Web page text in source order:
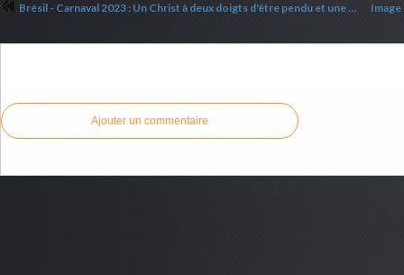
Brésil - Carnaval 2023 : Un Christ à deux doigts d'être pendu et une Eve démonisée
Ajouter un commentaire